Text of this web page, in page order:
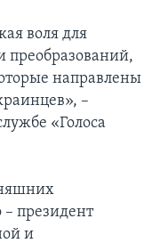
воля для
преобразований,
направлены
–
«Голоса
– президент
и